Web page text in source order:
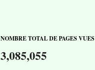
NOMBRE TOTAL DE PAGES VUES
3,085,055